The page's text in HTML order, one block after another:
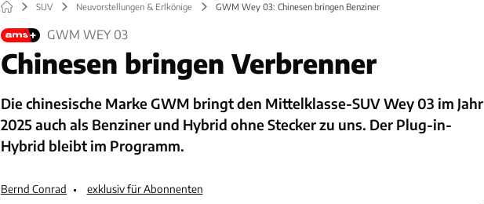
SUV Neuvorstellungen & Erlkönige GWM Wey 03: Chinesen bringen Benziner
GWM WEY 03
Chinesen bringen Verbrenner
Die chinesische Marke GWM bringt den Mittelklasse-SUV Wey 03 im Jahr
2025 auch als Benziner und Hybrid ohne Stecker zu uns. Der Plug-in-
Hybrid bleibt im Programm.
Bernd Conrad
exklusiv für Abonnenten